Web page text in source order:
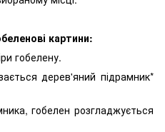
картини:
гобелену.
дерев'яний підрамник*
гобелен розгладжується